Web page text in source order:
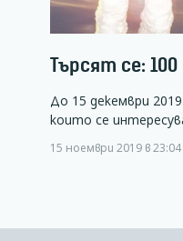
Търсят се:
До 15 декември
които се
15 ноември 2019 в 23:04